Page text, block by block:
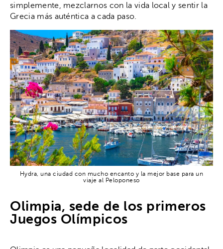
simplemente, mezclarnos con la vida local y sentir la
Grecia más auténtica a cada paso.
Hydra, una ciudad con mucho encanto y la mejor base para un
viaje al Peloponeso
Olimpia, sede de los primeros
Juegos Olímpicos